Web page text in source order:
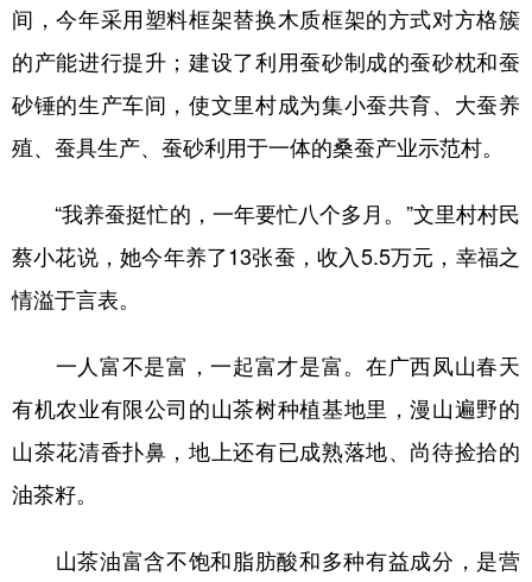
间，今年采用塑料框架替换木质框架的方式对方格簇
的产能进行提升；建设了利用蚕砂制成的蚕砂枕和蚕
砂锤的生产车间，使文里村成为集小蚕共育、大蚕养
殖、蚕具生产、蚕砂利用于一体的桑蚕产业示范村。
“我养蚕挺忙的，一年要忙八个多月。”文里村村民
蔡小花说，她今年养了13张蚕，收入5.5万元，幸福之
情溢于言表。
一人富不是富，一起富才是富。在广西凤山春天
有机农业有限公司的山茶树种植基地里，漫山遍野的
山茶花清香扑鼻，地上还有已成熟落地、尚待捡拾的
油茶籽。
山茶油富含不饱和脂肪酸和多种有益成分，是营